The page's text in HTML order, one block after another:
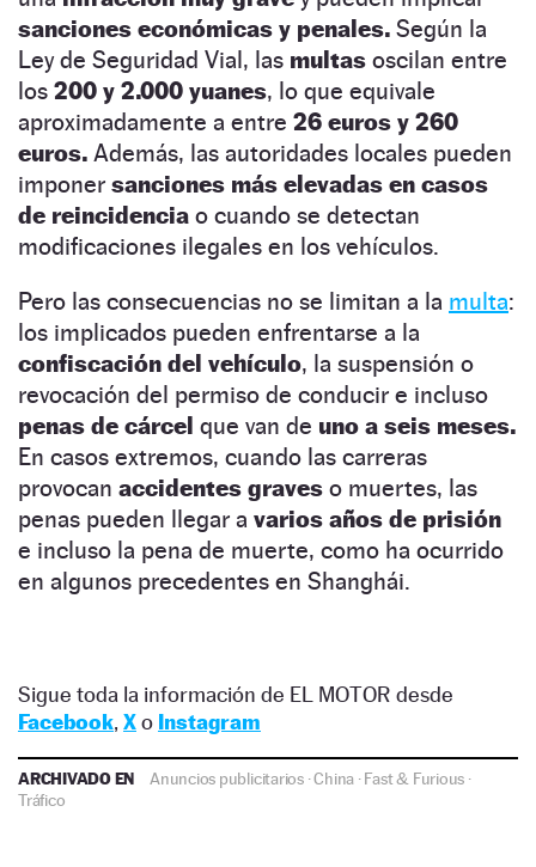
sanciones económicas y penales. Según la
Ley de Seguridad Vial, las multas oscilan entre
los 200 y 2.000 yuanes, lo que equivale
aproximadamente a entre 26 euros y 260
euros. Además, las autoridades locales pueden
imponer sanciones más elevadas en casos
de reincidencia o cuando se detectan
modificaciones ilegales en los vehículos.
Pero las consecuencias no se limitan a la multa:
los implicados pueden enfrentarse a la
confiscación del vehículo, la suspensión o
revocación del permiso de conducir e incluso
penas de cárcel que van de uno a seis meses.
En casos extremos, cuando las carreras
provocan accidentes graves o muertes, las
penas pueden llegar a varios años de prisión
e incluso la pena de muerte, como ha ocurrido
en algunos precedentes en Shanghái.
Sigue toda la información de EL MOTOR desde
Facebook, Xo Instagram
ARCHIVADO EN Anuncios publicitarios·China ·Fast & Furious ·
Tráfico